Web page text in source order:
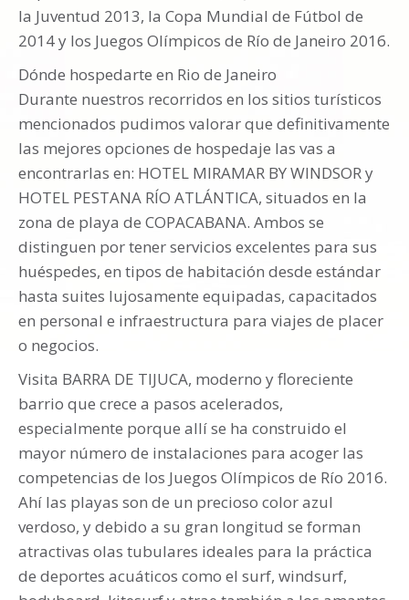
la Juventud 2013, la Copa Mundial de Fútbol de
2014 y los Juegos Olímpicos de Río de Janeiro 2016.
Dónde hospedarte en Rio de Janeiro
Durante nuestros recorridos en los sitios turísticos
mencionados pudimos valorar que definitivamente
las mejores opciones de hospedaje las vas a
encontrarlas en: HOTEL MIRAMAR BY WINDSOR y
HOTEL PESTANA RÍO ATLÁNTICA, situados en la
zona de playa de COPACABANA. Ambos se
distinguen por tener servicios excelentes para sus
huéspedes, en tipos de habitación desde estándar
hasta suites lujosamente equipadas, capacitados
en personal e infraestructura para viajes de placer
o negocios.
Visita BARRA DE TIJUCA, moderno y floreciente
barrio que crece a pasos acelerados,
especialmente porque allí se ha construido el
mayor número de instalaciones para acoger las
competencias de los Juegos Olímpicos de Río 2016.
Ahí las playas son de un precioso color azul
verdoso, y debido a su gran longitud se forman
atractivas olas tubulares ideales para la práctica
de deportes acuáticos como el surf, windsurf,